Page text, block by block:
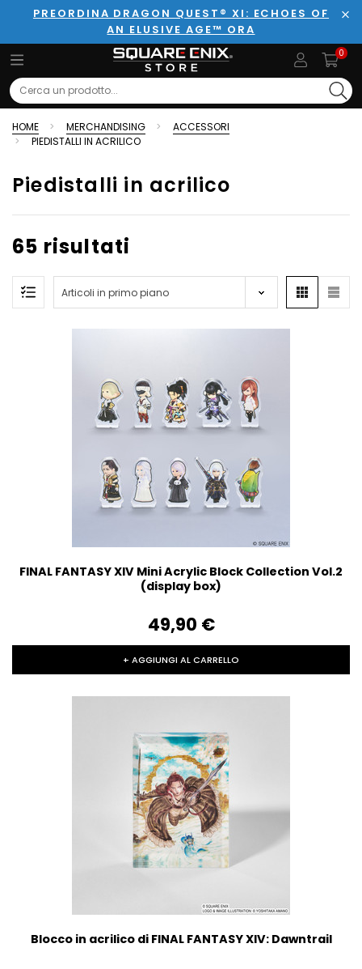
PREORDINA DRAGON QUEST® XI: ECHOES OF
AN ELUSIVE AGE™ ORA
0
Search
HOME MERCHANDISING
ACCESSORI
PIEDISTALLI IN ACRILICO
Piedistalli in acrilico
65 risultati
FINAL FANTASY XIV Mini Acrylic Block Collection Vol.2
(display box)
49,90‎ ‎€
+ AGGIUNGI AL CARRELLO
Blocco in acrilico di FINAL FANTASY XIV: Dawntrail